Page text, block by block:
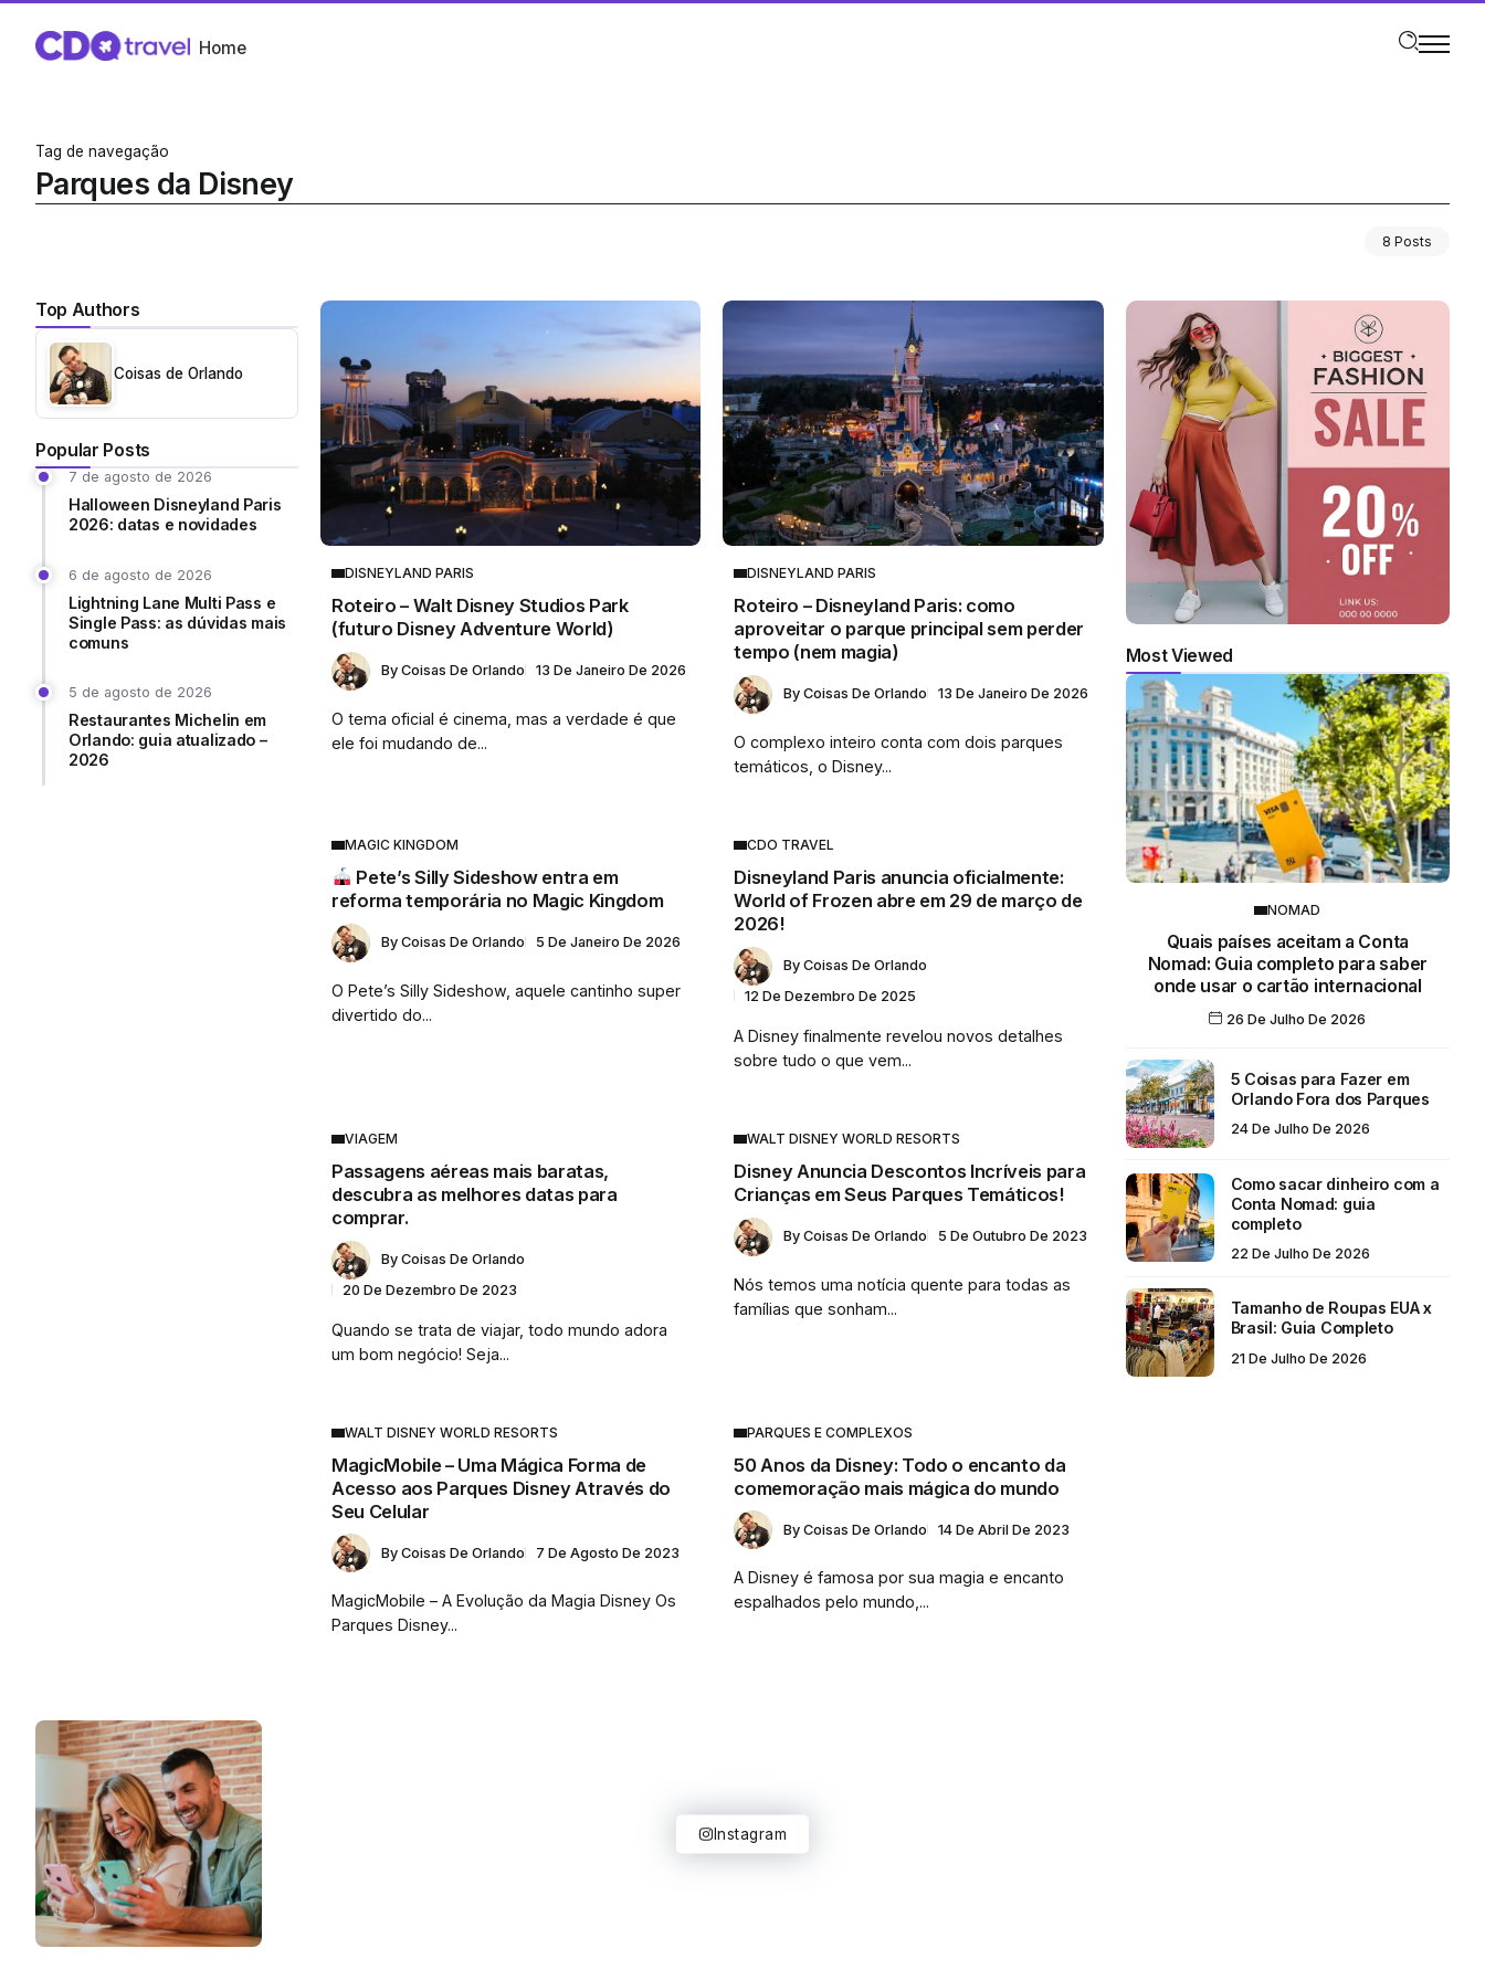
Home
Tag de navegação
Parques da Disney
8 Posts
Top Authors
Coisas de Orlando
Popular Posts
7 de agosto de 2026
Halloween Disneyland Paris
2026: datas e novidades
6 de agosto de 2026
Lightning Lane Multi Pass e
Single Pass: as dúvidas mais
comuns
5 de agosto de 2026
Restaurantes Michelin em
Orlando: guia atualizado –
2026
DISNEYLAND PARIS
Roteiro – Walt Disney Studios Park
(futuro Disney Adventure World)
By Coisas De Orlando 13 De Janeiro De 2026
O tema oficial é cinema, mas a verdade é que
ele foi mudando de...
DISNEYLAND PARIS
Roteiro – Disneyland Paris: como
aproveitar o parque principal sem perder
tempo (nem magia)
By Coisas De Orlando 13 De Janeiro De 2026
O complexo inteiro conta com dois parques
temáticos, o Disney...
MAGIC KINGDOM
Pete’s Silly Sideshow entra em
reforma temporária no Magic Kingdom
By Coisas De Orlando 5 De Janeiro De 2026
O Pete’s Silly Sideshow, aquele cantinho super
divertido do...
CDO TRAVEL
Disneyland Paris anuncia oficialmente:
World of Frozen abre em 29 de março de
2026!
By Coisas De Orlando
12 De Dezembro De 2025
A Disney finalmente revelou novos detalhes
sobre tudo o que vem...
VIAGEM
Passagens aéreas mais baratas,
descubra as melhores datas para
comprar.
By Coisas De Orlando
20 De Dezembro De 2023
Quando se trata de viajar, todo mundo adora
um bom negócio! Seja...
WALT DISNEY WORLD RESORTS
Disney Anuncia Descontos Incríveis para
Crianças em Seus Parques Temáticos!
By Coisas De Orlando 5 De Outubro De 2023
Nós temos uma notícia quente para todas as
famílias que sonham...
WALT DISNEY WORLD RESORTS
MagicMobile – Uma Mágica Forma de
Acesso aos Parques Disney Através do
Seu Celular
By Coisas De Orlando 7 De Agosto De 2023
MagicMobile – A Evolução da Magia Disney Os
Parques Disney...
PARQUES E COMPLEXOS
50 Anos da Disney: Todo o encanto da
comemoração mais mágica do mundo
By Coisas De Orlando 14 De Abril De 2023
A Disney é famosa por sua magia e encanto
espalhados pelo mundo,...
Most Viewed
NOMAD
Quais países aceitam a Conta
Nomad: Guia completo para saber
onde usar o cartão internacional
26 De Julho De 2026
5 Coisas para Fazer em
Orlando Fora dos Parques
24 De Julho De 2026
Como sacar dinheiro com a
Conta Nomad: guia
completo
22 De Julho De 2026
Tamanho de Roupas EUA x
Brasil: Guia Completo
21 De Julho De 2026
Instagram